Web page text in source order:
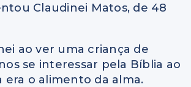
Claudinei Matos, de 48
ao ver uma criança de
se interessar pela Bíblia ao
era o alimento da alma.